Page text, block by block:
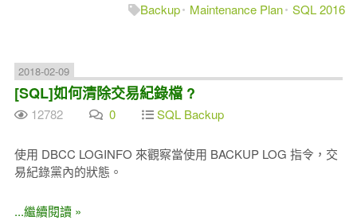
Backup
Maintenance Plan SQL 2016
2018-02-09
[SQL]如何清除交易紀錄檔 ?
12782 0 SQL Backup
使用 DBCC LOGINFO 來觀察當使用 BACKUP LOG 指令，交
易紀錄黨內的狀態。
...繼續閱讀 »